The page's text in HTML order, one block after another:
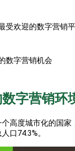
受欢迎的数字营销
数字营销机会
字营销环
个高度城市化的国
口74.3%。